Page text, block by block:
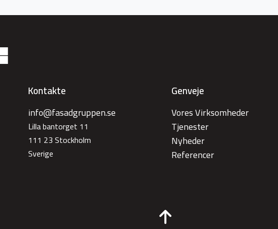
Kontakte
info@fasadgruppen.se
Lilla bantorget 11
111 23 Stockholm
Sverige
Genveje
Vores Virksomheder
Tjenester
Nyheder
Referencer